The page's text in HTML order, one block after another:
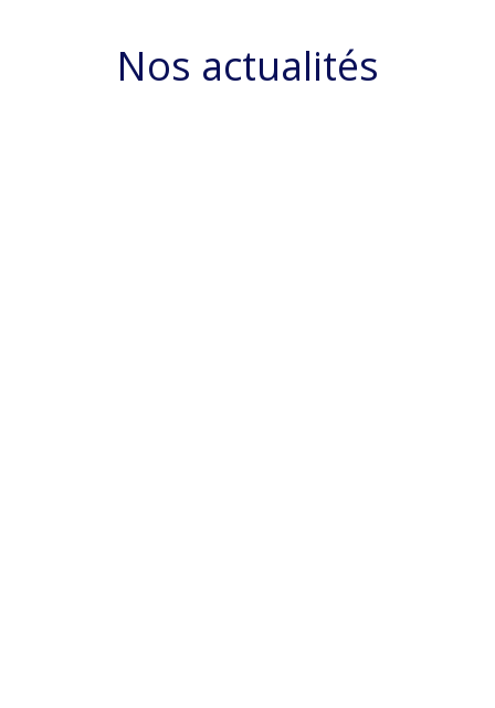
Nos actualités